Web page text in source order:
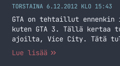
Tweetbot näyttää hyvältä ja
käyttää.… Jatka lukemista
Twitter-client iPadille
TORSTAINA 6.12.2012 KLO 15:43
GTA on tehtaillut ennenkin
kuten GTA 3. Tällä kertaa
ajoilta, Vice City. Tätä
jonkin verran aikoinaan ja
Lue lisää